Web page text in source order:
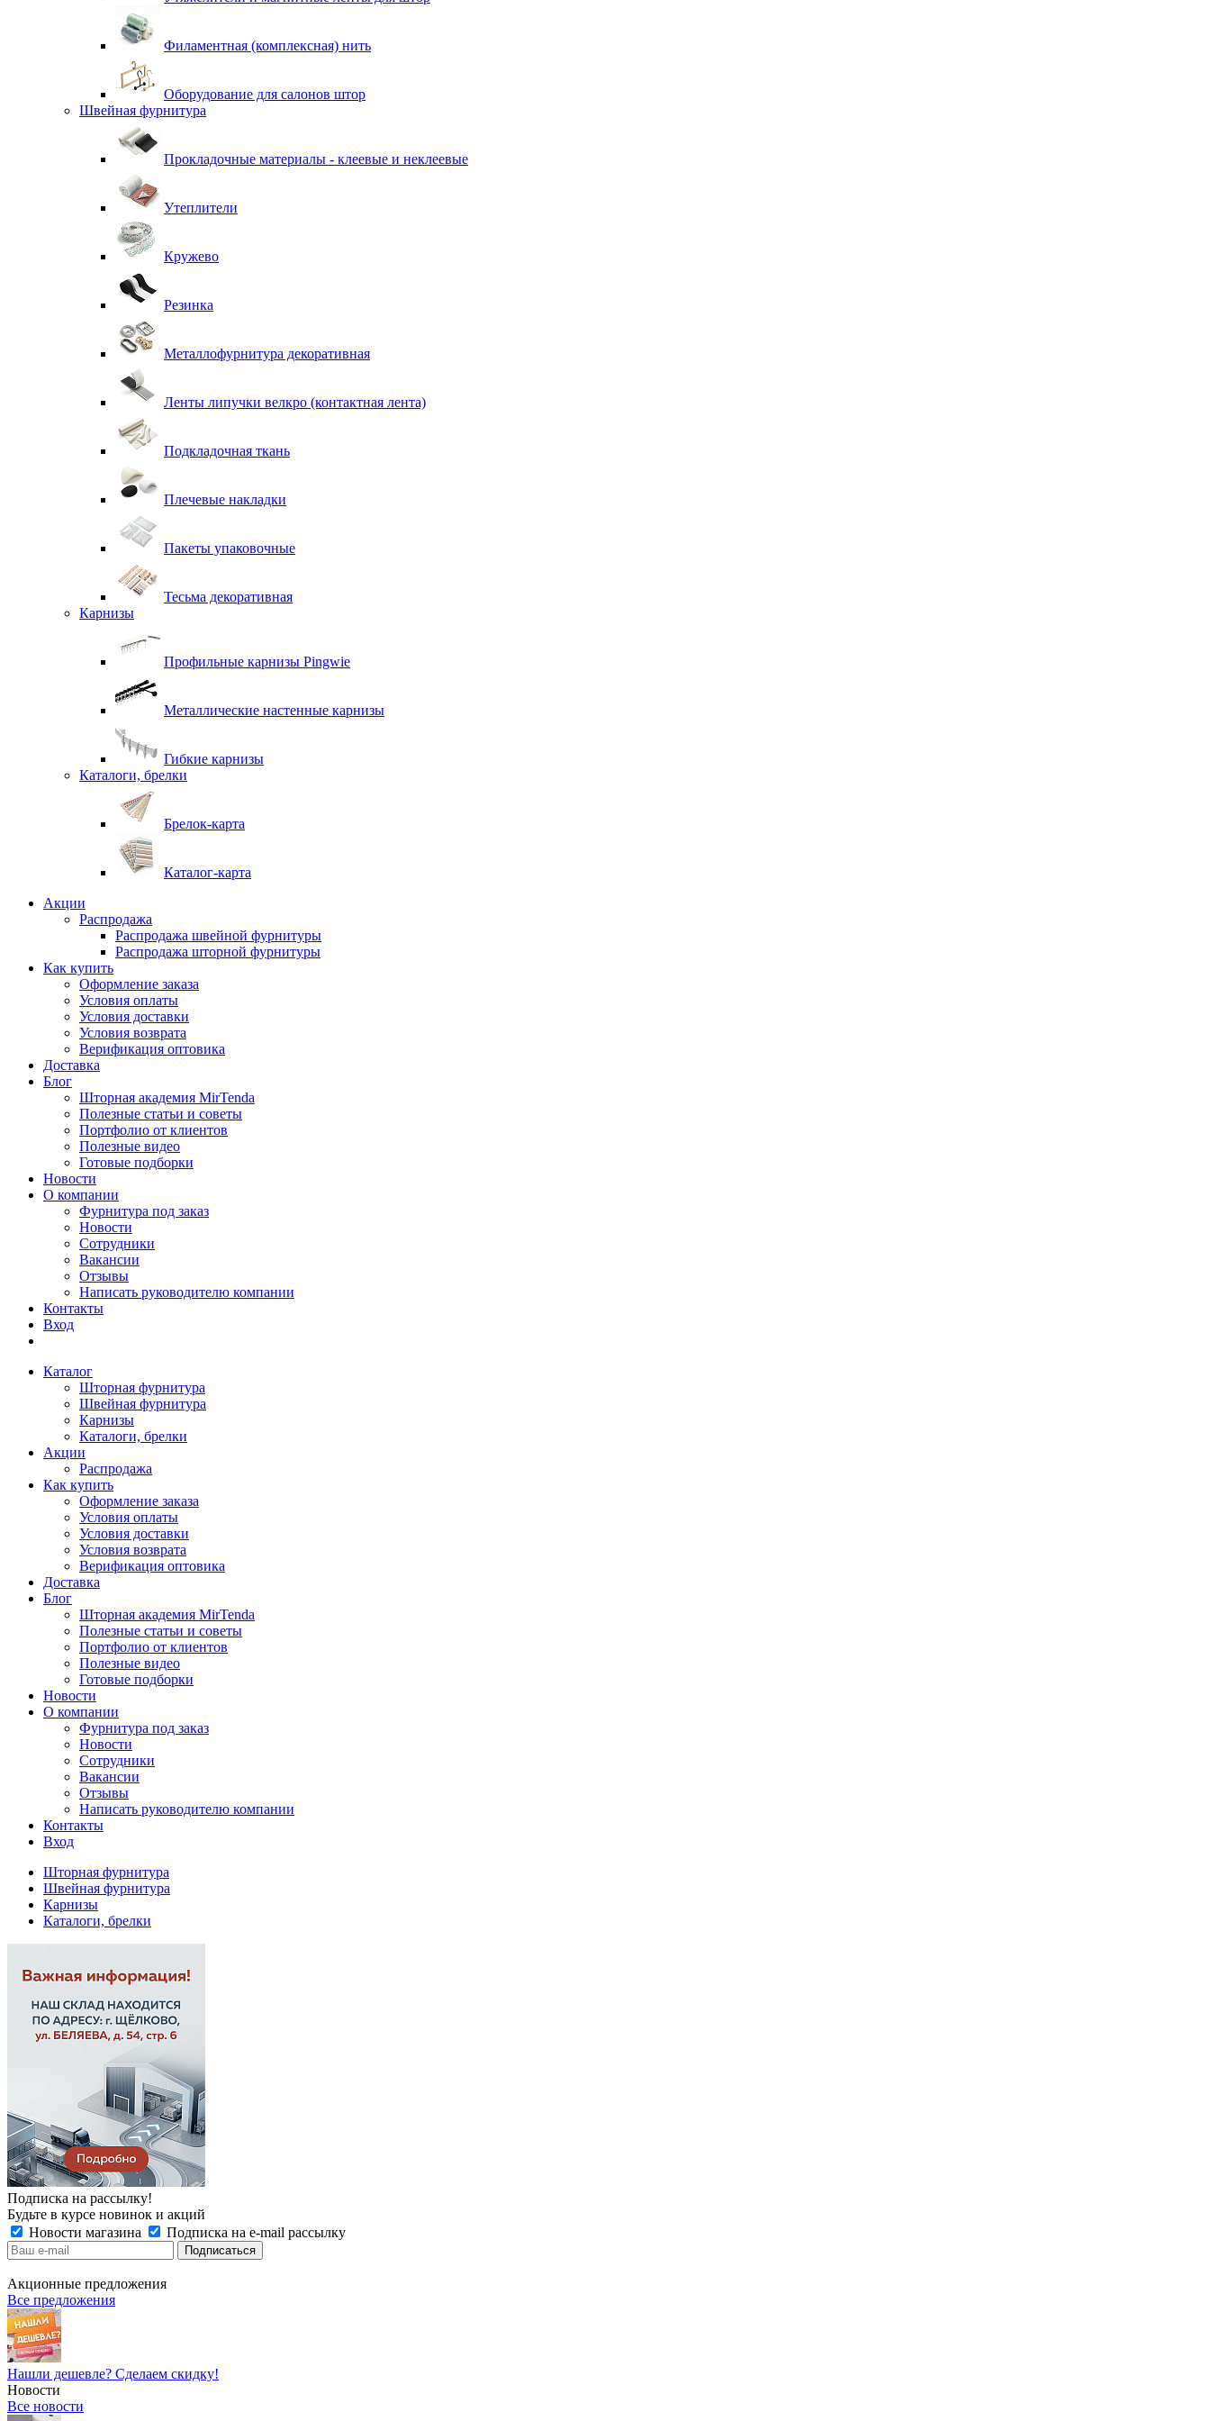
Филаментная (комплексная) нить
Оборудование для салонов штор
Швейная фурнитура
Прокладочные материалы - клеевые и неклеевые
Утеплители
Кружево
Резинка
Металлофурнитура декоративная
Ленты липучки велкро (контактная лента)
Подкладочная ткань
Плечевые накладки
Пакеты упаковочные
Тесьма декоративная
Карнизы
Профильные карнизы Pingwie
Металлические настенные карнизы
Гибкие карнизы
Каталоги, брелки
Брелок-карта
Каталог-карта
Акции
Распродажа
Распродажа швейной фурнитуры
Распродажа шторной фурнитуры
Как купить
Оформление заказа
Условия оплаты
Условия доставки
Условия возврата
Верификация оптовика
Доставка
Блог
Шторная академия MirTenda
Полезные статьи и советы
Портфолио от клиентов
Полезные видео
Готовые подборки
Новости
О компании
Фурнитура под заказ
Новости
Сотрудники
Вакансии
Отзывы
Написать руководителю компании
Контакты
Вход
Каталог
Шторная фурнитура
Швейная фурнитура
Карнизы
Каталоги, брелки
Акции
Распродажа
Как купить
Оформление заказа
Условия оплаты
Условия доставки
Условия возврата
Верификация оптовика
Доставка
Блог
Шторная академия MirTenda
Полезные статьи и советы
Портфолио от клиентов
Полезные видео
Готовые подборки
Новости
О компании
Фурнитура под заказ
Новости
Сотрудники
Вакансии
Отзывы
Написать руководителю компании
Контакты
Вход
Шторная фурнитура
Швейная фурнитура
Карнизы
Каталоги, брелки
Подписка на рассылку!
Будьте в курсе новинок и акций
Новости магазина
Подписка на e-mail рассылку
Акционные предложения
Все предложения
Нашли дешевле? Сделаем скидку!
Новости
Все новости